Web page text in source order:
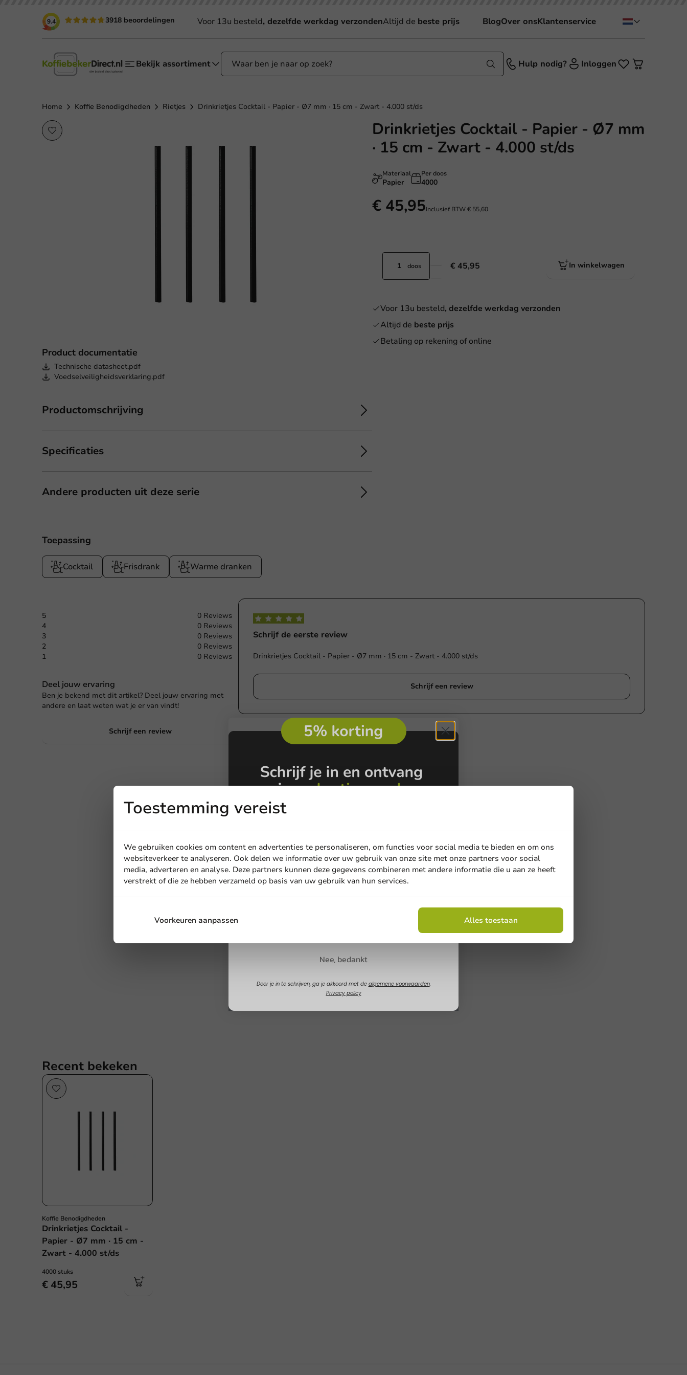
9.4 3918 beoordelingen Voor 13u besteld, dezelfde werkdag verzondenAltijd de beste prijs BlogOver onsKlantenservice
Bekijk assortiment Hulp nodig? Inloggen
Home Koffie Benodigdheden Rietjes Drinkrietjes Cocktail - Papier - Ø7 mm · 15 cm - Zwart - 4.000 st/ds
Product documentatie
Technische datasheet.pdf
Voedselveiligheidsverklaring.pdf
Productomschrijving
Specificaties
Andere producten uit deze serie
Drinkrietjes Cocktail - Papier - Ø7 mm
· 15 cm - Zwart - 4.000 st/ds
Materiaal
Papier
Per doos
4000
€ 45,95Inclusief BTW€ 55,60
doos € 45,95 In winkelwagen
Voor 13u besteld, dezelfde werkdag verzonden
Altijd de beste prijs
Betaling op rekening of online
Toepassing
Cocktail Frisdrank Warme dranken
5
0 Reviews
4
0 Reviews
3
0 Reviews
2
0 Reviews
1
0 Reviews
Deel jouw ervaring
Ben je bekend met dit artikel? Deel jouw ervaring met
andere en laat weten wat je er van vindt!
Schrijf een review
Schrijf de eerste review
Drinkrietjes Cocktail - Papier - Ø7 mm · 15 cm - Zwart - 4.000 st/ds
Schrijf een review
Recent bekeken
Koffie Benodigdheden
Drinkrietjes Cocktail -
Papier - Ø7 mm · 15 cm -
Zwart - 4.000 st/ds
4000 stuks
€ 45,95
Toestemming vereist
We gebruiken cookies om content en advertenties te personaliseren, om functies voor social media te bieden en om ons
websiteverkeer te analyseren. Ook delen we informatie over uw gebruik van onze site met onze partners voor social
media, adverteren en analyse. Deze partners kunnen deze gegevens combineren met andere informatie die u aan ze heeft
verstrekt of die ze hebben verzameld op basis van uw gebruik van hun services.
Voorkeuren aanpassen Alles toestaan
Email
Nee, bedankt
Door je in te schrijven, ga je akkoord met de algemene voorwaarden.
Privacy policy